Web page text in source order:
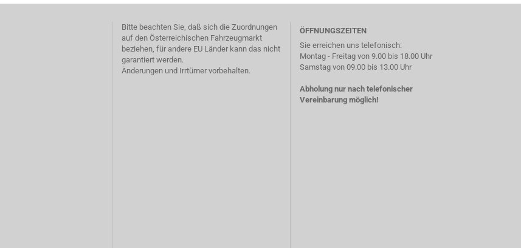
Bitte beachten Sie, daß sich die Zuordnungen
auf den Österreichischen Fahrzeugmarkt
beziehen, für andere EU Länder kann das nicht
garantiert werden.
Änderungen und Irrtümer vorbehalten.
ÖFFNUNGSZEITEN
Sie erreichen uns telefonisch:
Montag - Freitag von 9.00 bis 18.00 Uhr
Samstag von 09.00 bis 13.00 Uhr
Abholung nur nach telefonischer
Vereinbarung möglich!